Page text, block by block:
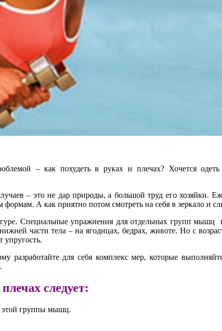
– как похудеть в руках и плечах? Хочется
– это не дар природы, а большой труд его хозяйки.
А как приятно потом смотреть на себя в зеркало и
Специальные упражнения для отдельных групп мышц
части тела – на ягодицах, бедрах, животе. Но с
упругость.
для себя комплекс мер, которые
следует:
этой группы мышц.